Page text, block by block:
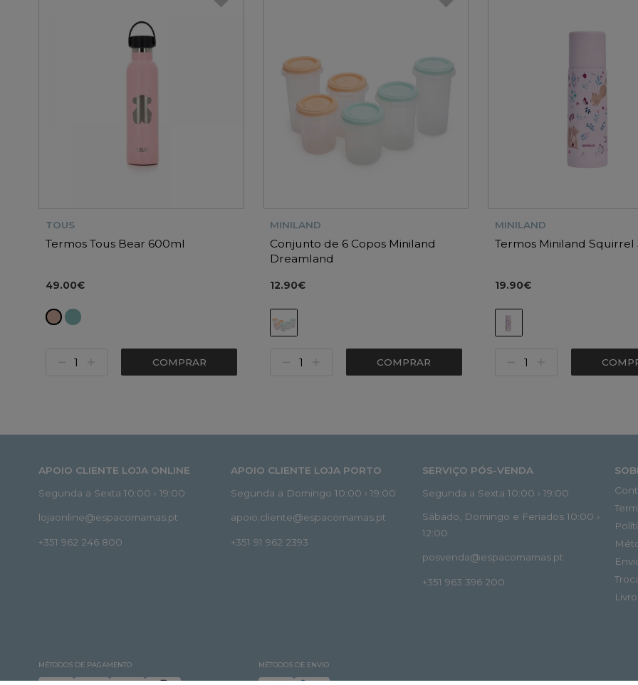
TOUS
Termos Tous Bear 600ml
49.00€
COMPRAR
MINILAND
Conjunto de 6 Copos Miniland
Dreamland
12.90€
COMPRAR
MINILAND
Termos Miniland
19.90€
APOIO CLIENTE LOJA ONLINE
Segunda a Sexta 10:00 › 19:00
lojaonline@espacomamas.pt
+351 962 246 800
APOIO CLIENTE LOJA PORTO
Segunda a Domingo 10:00 › 19:00
apoio.cliente@espacomamas.pt
+351 91 962 2393
SERVIÇO PÓS-VENDA
Segunda a Sexta 10:00 › 19:00
Sábado, Domingo e Feriados 10:00 ›
12:00
posvenda@espacomamas.pt
+351 963 396 200
MÉTODOS DE PAGAMENTO MÉTODOS DE ENVIO